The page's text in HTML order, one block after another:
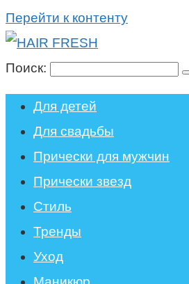
Перейти к контенту
Поиск:
Для детей
Для свадьбы
Прически для мужчин
Прически звезд
Стиль
Тренды
Уход